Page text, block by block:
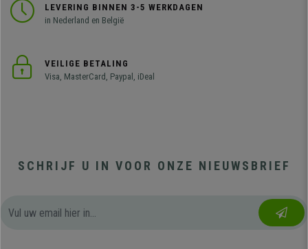
LEVERING BINNEN 3-5 WERKDAGEN
in Nederland en België
VEILIGE BETALING
Visa, MasterCard, Paypal, iDeal
SCHRIJF U IN VOOR ONZE NIEUWSBRIEF